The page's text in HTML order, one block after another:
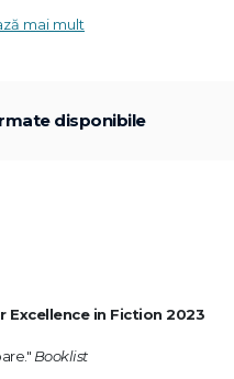
mai mult
disponibile
Excellence in Fiction 2023
Booklist